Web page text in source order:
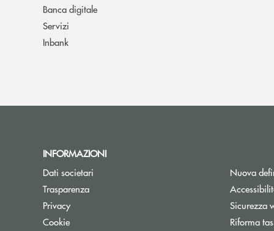
Banca digitale
Servizi
Inbank
INFORMAZIONI
Dati societari
Trasparenza
Privacy
Cookie
Nuova
Sicurezza
Riforma